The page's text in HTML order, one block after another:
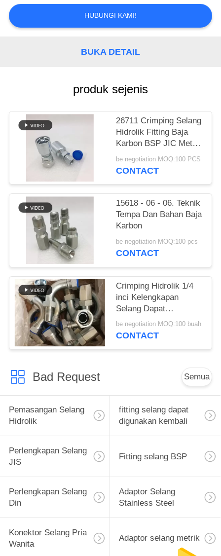
SITEMAP
HUBUNGI KAMI!
BUKA DETAIL
produk sejenis
26711 Crimping Selang
Hidrolik Fitting Baja
Karbon BSP JIC Metric
One Piece
be negotiation MOQ:100 PCS
CONTACT
15618 - 06 - 06. Teknik
Tempa Dan Bahan Baja
Karbon
be negotiation MOQ:100 pcs
CONTACT
Crimping Hidrolik 1/4
inci Kelengkapan
Selang Dapat
Digunakan Kembali
One Piece
be negotiation MOQ:100 buah
CONTACT
Bad Request Semua
Pemasangan Selang
Hidrolik
fitting selang dapat
digunakan kembali
Perlengkapan Selang
JIS
Fitting selang BSP
Perlengkapan Selang
Din
Adaptor Selang
Stainless Steel
Konektor Selang Pria
Wanita
Adaptor selang metrik